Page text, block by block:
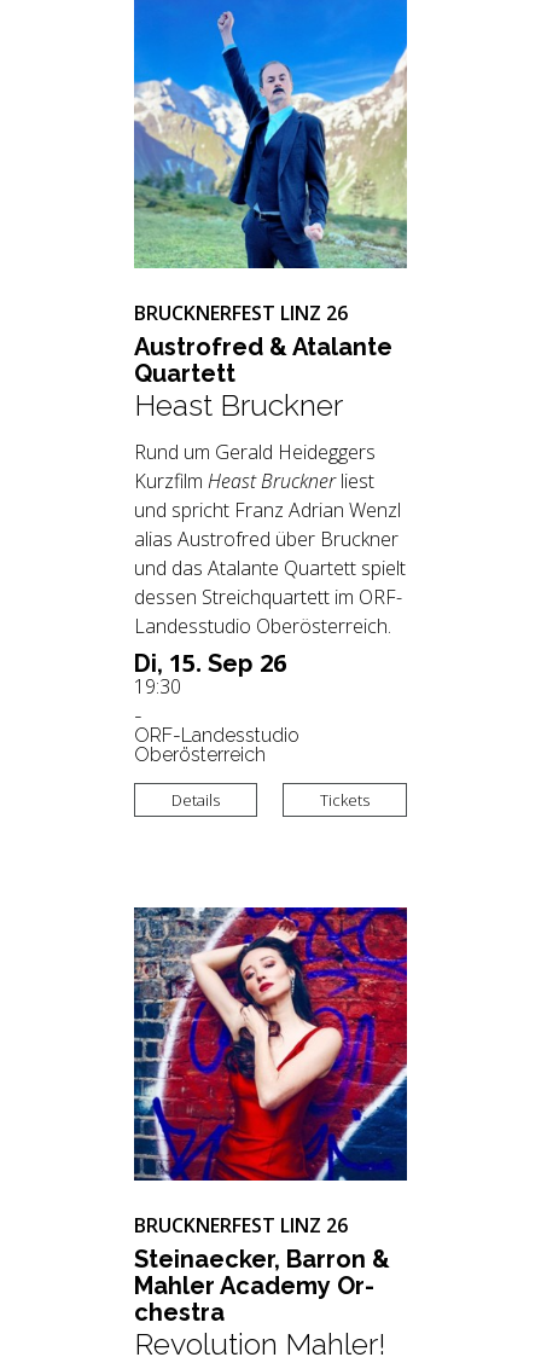
Di, 15. Sep 26
19:30
-
ORF-Landesstudio
Oberösterreich
BRUCKNERFEST LINZ 26
Aus­tro­fred & Ata­lan­te
Quar­tett
Heast Bruckner
Rund um Gerald Heideggers
Kurzfilm Heast Brucknerliest
und spricht Franz Adrian Wenzl
alias Austrofred über Bruckner
und das Atalante Quartett spielt
dessen Streichquartett im ORF-
Landesstudio Oberösterreich.
Details Tickets
BRUCKNERFEST LINZ 26
Stein­aecker, Bar­ron &
Mah­ler Aca­de­my Or­
ches­tra
Revolution Mahler!